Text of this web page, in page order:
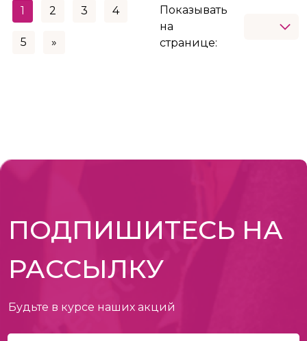
1 2 3 4
5 »
Показывать
на
странице:
ПОДПИШИТЕСЬ НА
РАССЫЛКУ
Будьте в курсе наших акций